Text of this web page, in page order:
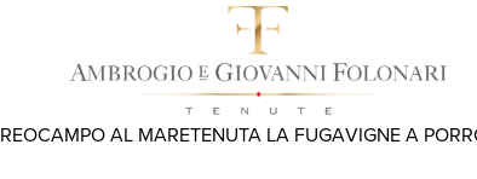
CAMPO AL MARETENUTA LA FUGAVIGNE A